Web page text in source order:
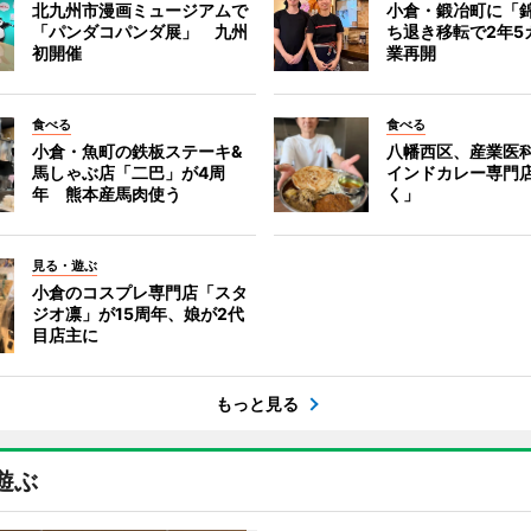
北九州市漫画ミュージアムで
「パンダコパンダ展」 九州
初開催
小倉・鍛冶町に
ち退き移転で2年5
業再開
食べる
小倉・魚町の鉄板ステーキ&
馬しゃぶ店「二巴」が4周
年 熊本産馬肉使う
食べる
八幡西区、産業医
インドカレー専門
く」
見る・遊ぶ
小倉のコスプレ専門店「スタ
ジオ凛」が15周年、娘が2代
目店主に
もっと見る
ぶ